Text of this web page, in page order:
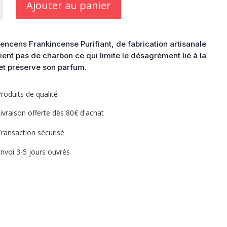
Ajouter au panier
Frankincense Purifiant, de fabrication artisanale
pas de charbon ce qui limite le désagrément lié à la
préserve son parfum.
de qualité
offerte dès 80€ d'achat
sécurisé
3-5 jours ouvrés